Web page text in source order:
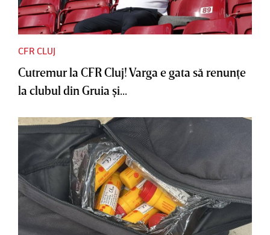
CFR CLUJ
Cutremur la CFR Cluj! Varga e gata să renunţe
la clubul din Gruia şi...